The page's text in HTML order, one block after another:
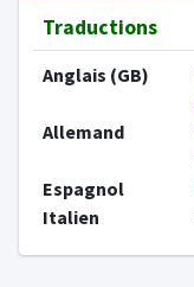
Traductions
Anglais (GB)
Allemand
Espagnol
Italien